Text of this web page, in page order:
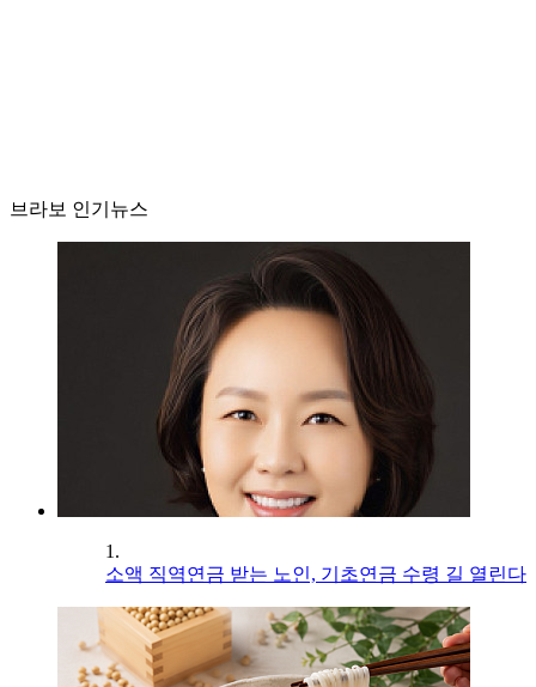
브라보 인기뉴스
1.
소액 직역연금 받는 노인, 기초연금 수령 길 열린다